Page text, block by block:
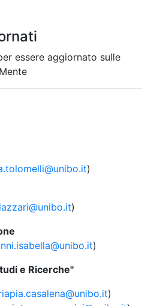
essere aggiornato sulle
)
)
)
e Ricerche"
)